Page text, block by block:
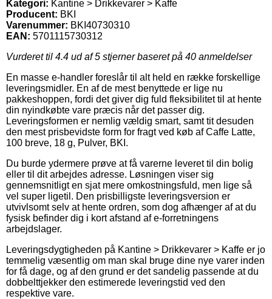
Kategori: Kantine > Drikkevarer > Kaffe
Producent: BKI
Varenummer: BKI40730310
EAN: 5701115730312
Vurderet til 4.4 ud af 5 stjerner baseret på 40 anmeldelser
En masse e-handler foreslår til alt held en række forskellige
leveringsmidler. En af de mest benyttede er lige nu
pakkeshoppen, fordi det giver dig fuld fleksibilitet til at hente
din nyindkøbte vare præcis når det passer dig.
Leveringsformen er nemlig vældig smart, samt tit desuden
den mest prisbevidste form for fragt ved køb af Caffe Latte,
100 breve, 18 g, Pulver, BKI.
Du burde ydermere prøve at få varerne leveret til din bolig
eller til dit arbejdes adresse. Løsningen viser sig
gennemsnitligt en sjat mere omkostningsfuld, men lige så
vel super ligetil. Den prisbilligste leveringsversion er
utvivlsomt selv at hente ordren, som dog afhænger af at du
fysisk befinder dig i kort afstand af e-forretningens
arbejdslager.
Leveringsdygtigheden på Kantine > Drikkevarer > Kaffe er jo
temmelig væsentlig om man skal bruge dine nye varer inden
for få dage, og af den grund er det sandelig passende at du
dobbelttjekker den estimerede leveringstid ved den
respektive vare.